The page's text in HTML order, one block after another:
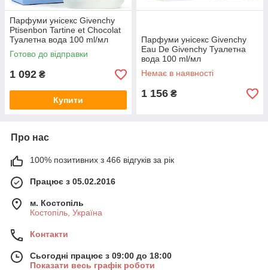
Парфуми унісекс Givenchy
Ptisenbon Tartine et Chocolat
Туалетна вода 100 ml/мл
Готово до відправки
1 092 ₴
Купити
Парфуми унісекс Givenchy
Eau De Givenchy Туалетна
вода 100 ml/мл
Немає в наявності
1 156 ₴
Про нас
100% позитивних з 466 відгуків за рік
Працює з 05.02.2016
м. Костопіль
Костопіль, Україна
Контакти
Сьогодні працює з 09:00 до 18:00
Показати весь графік роботи